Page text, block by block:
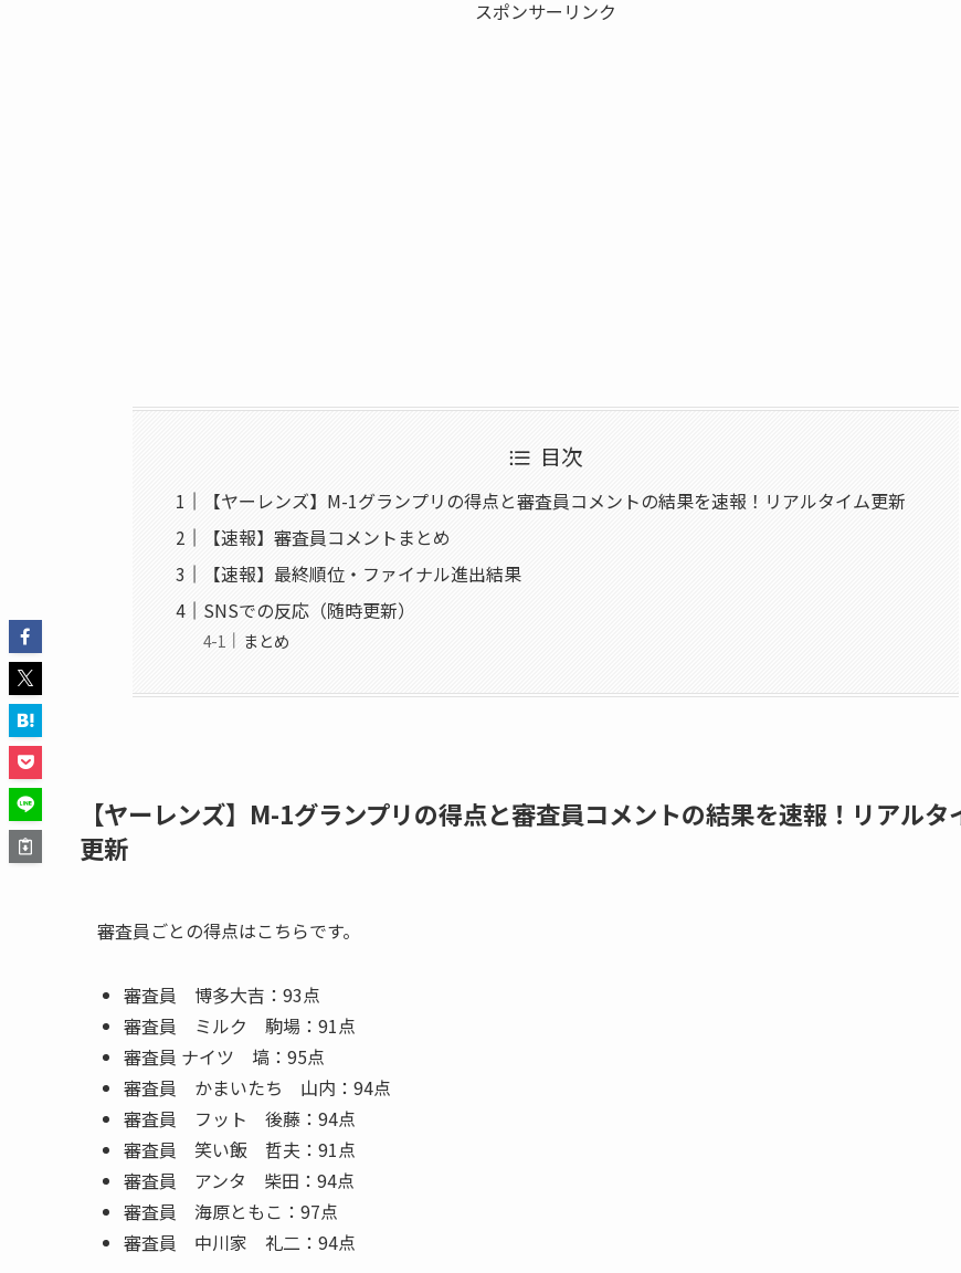
スポンサーリンク
目次
【ヤーレンズ】M-1グランプリの得点と審査員コメントの結果を速報！リアルタイム更新
【速報】審査員コメントまとめ
【速報】最終順位・ファイナル進出結果
SNSでの反応（随時更新）
まとめ
【ヤーレンズ】M-1グランプリの得点と審査員コメントの結果を速報！リアルタ
更新
審査員ごとの得点はこちらです。
審査員 博多大吉：93点
審査員 ミルク 駒場：91点
審査員 ナイツ 塙：95点
審査員 かまいたち 山内：94点
審査員 フット 後藤：94点
審査員 笑い飯 哲夫：91点
審査員 アンタ 柴田：94点
審査員 海原ともこ：97点
審査員 中川家 礼二：94点